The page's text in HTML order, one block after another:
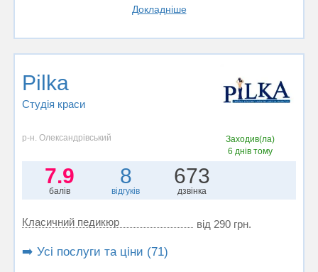
Докладніше
Pilka
Студія краси
р-н. Олександрівський
Заходив(ла)
6 днів тому
7.9
балів
8
відгуків
673
дзвінка
Класичний педикюр від 290 грн.
➡️ Усі послуги та ціни (71)